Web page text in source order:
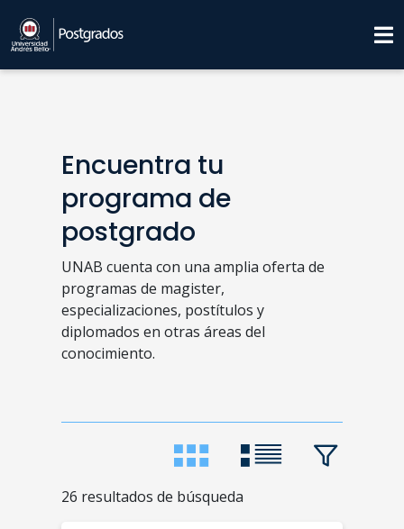
Encuentra tu
programa de
postgrado
UNAB cuenta con una amplia oferta de
programas de magister,
especializaciones, postítulos y
diplomados en otras áreas del
conocimiento.
26 resultados de búsqueda